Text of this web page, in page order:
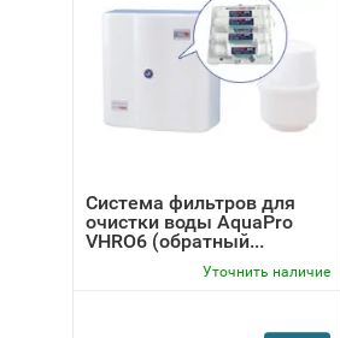
Система фильтров для
очистки воды AquaPro
VHRO6 (обратный...
Уточнить наличие